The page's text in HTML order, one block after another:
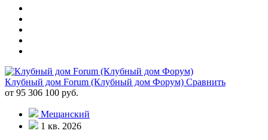
Клубный дом Forum (Клубный дом Форум) Сравнить
от 95 306 100 руб.
Мещанский
1 кв. 2026